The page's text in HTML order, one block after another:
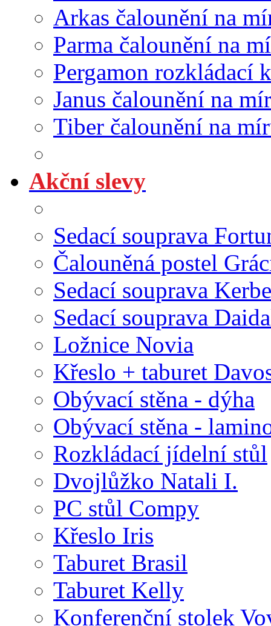
Arkas čalounění na
Parma čalounění na
Pergamon rozkládací
Janus čalounění na
Tiber čalounění na
Akční slevy
Sedací souprava
Čalouněná postel
Sedací souprava
Sedací souprava
Ložnice Novia
Křeslo + taburet
Obývací stěna - dýha
Obývací stěna -
Rozkládací jídelní stůl
Dvojlůžko Natali I.
PC stůl Compy
Křeslo Iris
Taburet Brasil
Taburet Kelly
Konferenční stolek